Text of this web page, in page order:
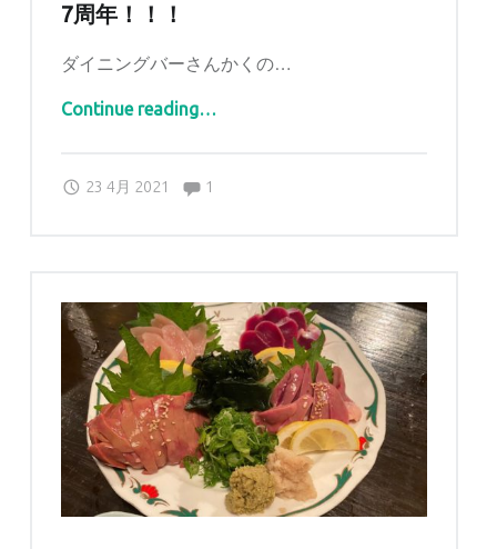
7周年！！！
ダイニングバーさんかくの…
Continue reading…
23 4月 2021
sankaku Comments:1